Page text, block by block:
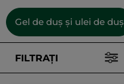
Gel de duș și ulei de duș
FILTRAȚI